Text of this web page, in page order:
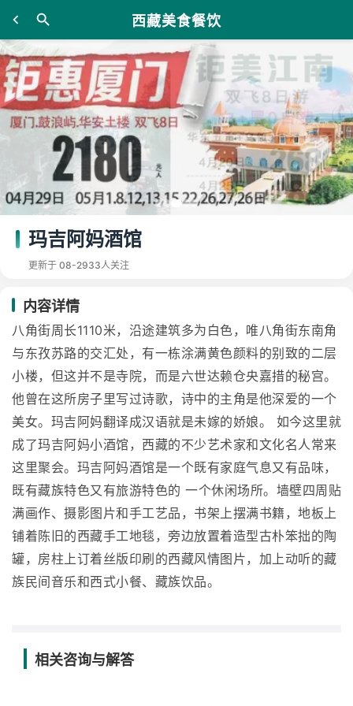
西藏美食餐饮
玛吉阿妈酒馆
更新于 08-2933人关注
内容详情
八角街周长1110米，沿途建筑多为白色，唯八角街东南角
与东孜苏路的交汇处，有一栋涂满黄色颜料的别致的二层
小楼，但这并不是寺院，而是六世达赖仓央嘉措的秘宫。
他曾在这所房子里写过诗歌，诗中的主角是他深爱的一个
美女。玛吉阿妈翻译成汉语就是未嫁的娇娘。 如今这里就
成了玛吉阿妈小酒馆，西藏的不少艺术家和文化名人常来
这里聚会。玛吉阿妈酒馆是一个既有家庭气息又有品味，
既有藏族特色又有旅游特色的 一个休闲场所。墙壁四周贴
满画作、摄影图片和手工艺品，书架上摆满书籍，地板上
铺着陈旧的西藏手工地毯，旁边放置着造型古朴笨拙的陶
罐，房柱上订着丝版印刷的西藏风情图片，加上动听的藏
族民间音乐和西式小餐、藏族饮品。
相关咨询与解答